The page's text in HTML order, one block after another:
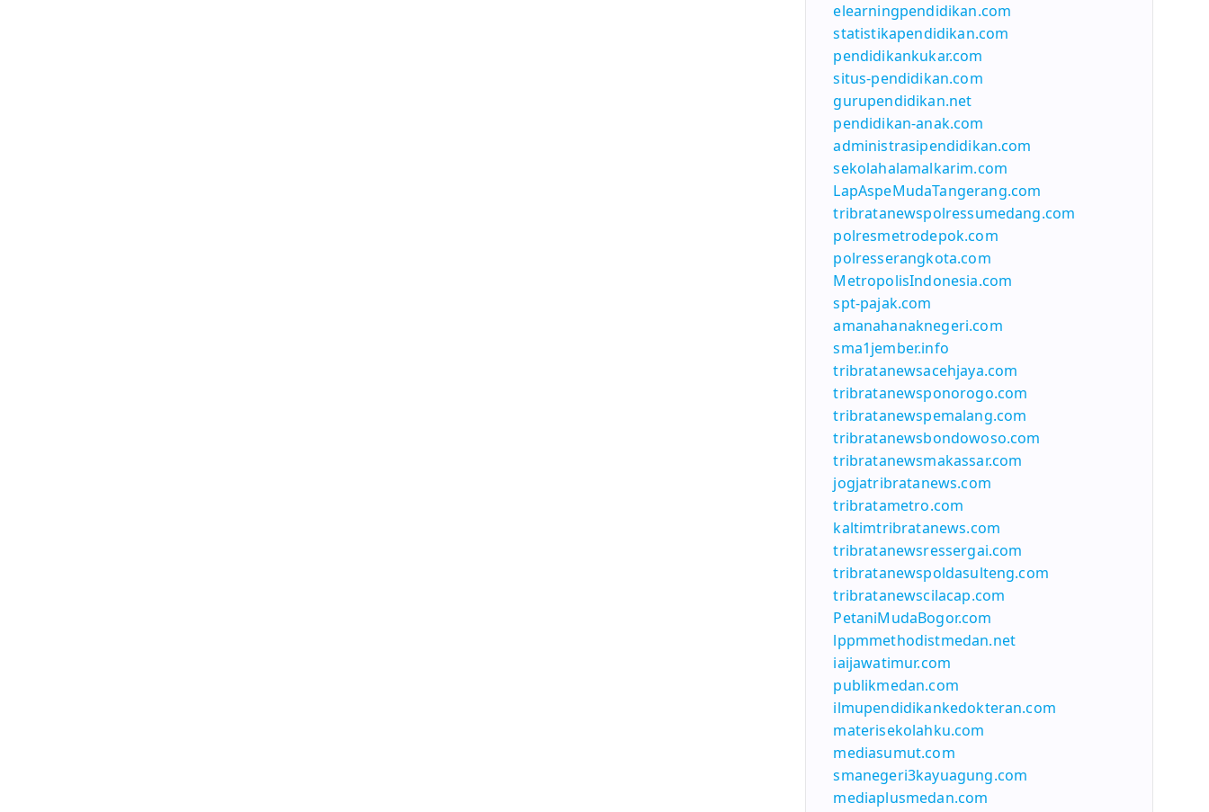
elearningpendidikan.com
statistikapendidikan.com
pendidikankukar.com
situs-pendidikan.com
gurupendidikan.net
pendidikan-anak.com
administrasipendidikan.com
sekolahalamalkarim.com
LapAspeMudaTangerang.com
tribratanewspolressumedang.com
polresmetrodepok.com
polresserangkota.com
MetropolisIndonesia.com
spt-pajak.com
amanahanaknegeri.com
sma1jember.info
tribratanewsacehjaya.com
tribratanewsponorogo.com
tribratanewspemalang.com
tribratanewsbondowoso.com
tribratanewsmakassar.com
jogjatribratanews.com
tribratametro.com
kaltimtribratanews.com
tribratanewsressergai.com
tribratanewspoldasulteng.com
tribratanewscilacap.com
PetaniMudaBogor.com
lppmmethodistmedan.net
iaijawatimur.com
publikmedan.com
ilmupendidikankedokteran.com
materisekolahku.com
mediasumut.com
smanegeri3kayuagung.com
mediaplusmedan.com